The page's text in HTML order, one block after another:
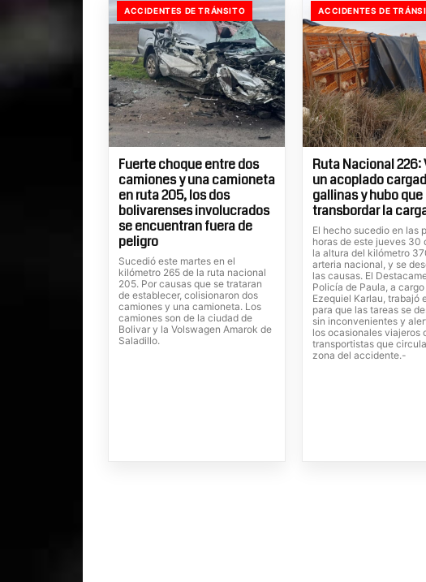
ACCIDENTES DE TRÁNSITO
Fuerte choque entre dos
camiones y una camioneta
en ruta 205, los dos
bolivarenses involucrados
se encuentran fuera de
peligro
Sucedió este martes en el
kilómetro 265 de la ruta nacional
205. Por causas que se trataran
de establecer, colisionaron dos
camiones y una camioneta. Los
camiones son de la ciudad de
Bolivar y la Volswagen Amarok de
Saladillo.
ACCIDENTES DE
Ruta Nacional 226:
un acoplado
gallinas y hubo que
transbordar la
El hecho sucedio en las
horas de este jueves 30
la altura del kilómetro
arteria nacional, y se
las causas. El
Policía de Paula, a
Ezequiel Karlau, trabajó
para que las tareas se
sin inconvenientes y
los ocasionales viajeros
transportistas que
zona del accidente.-